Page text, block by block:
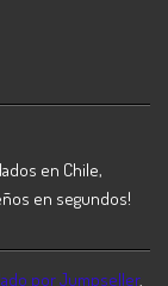
en Chile,
en segundos!
por Jumpseller.